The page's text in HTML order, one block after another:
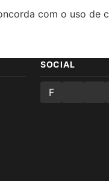
com o uso de
SOCIAL
F